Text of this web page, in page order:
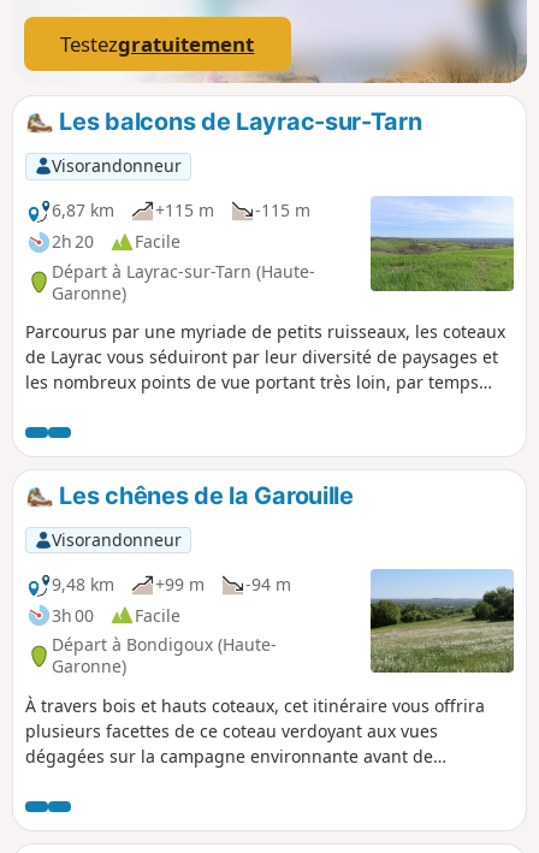
Testezgratuitement
Les balcons de Layrac-sur-Tarn
Visorandonneur
6,87 km
+115 m
-115 m
2h 20
Facile
Départ à Layrac-sur-Tarn (Haute-
Garonne)
Parcourus par une myriade de petits ruisseaux, les coteaux
de Layrac vous séduiront par leur diversité de paysages et
les nombreux points de vue portant très loin, par temps
possibles sur ce parcours.
Les chênes de la Garouille
Visorandonneur
9,48 km
+99 m
-94 m
3h 00
Facile
Départ à Bondigoux (Haute-
Garonne)
À travers bois et hauts coteaux, cet itinéraire vous offrira
plusieurs facettes de ce coteau verdoyant aux vues
dégagées sur la campagne environnante avant de
faites une pause bucolique à l'ombre des chênes
tricentenaires, ils vous attendent déjà depuis si longtemps !